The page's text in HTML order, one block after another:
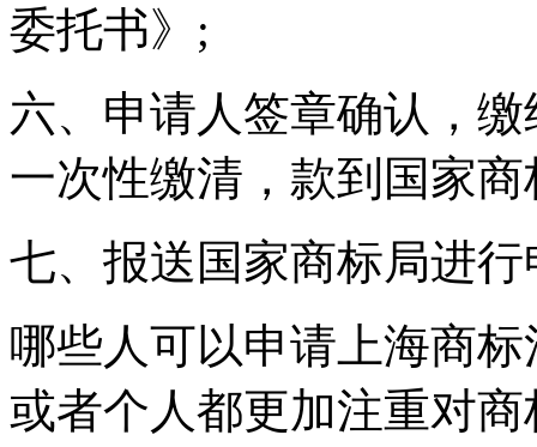
委托书》;
六、申请人签章确认，
一次性缴清，款到国家
七、报送国家商标局进行
哪些人可以申请上海商
或者个人都更加注重对